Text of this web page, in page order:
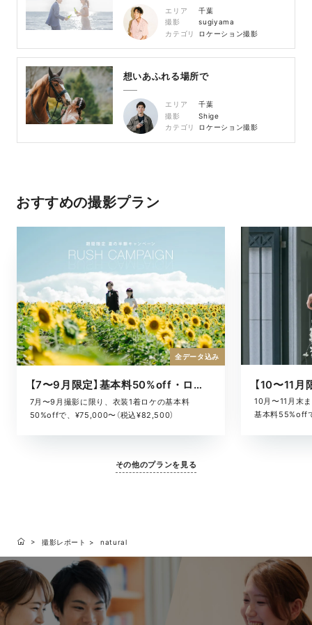
エリア
千葉
撮影
sugiyama
カテゴリ
ロケーション撮影
想いあふれる場所で
エリア
千葉
撮影
Shige
カテゴリ
ロケーション撮影
おすすめの撮影プラン
【7〜9月限定】基本料50%off・ロケキャンペーン
7月〜9月撮影に限り、衣装1着ロケの基本料
50%offで、¥75,000〜（税込¥82,500）
全データ込み
10月〜11月末
基本料55%off
その他のプランを見る
撮影レポート natural